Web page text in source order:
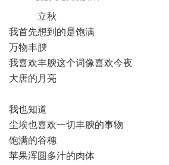
立秋
我首先想到的是饱满
万物丰腴
我喜欢丰腴这个词像喜欢今夜
大唐的月亮
我也知道
尘埃也喜欢一切丰腴的事物
饱满的谷穗
苹果浑圆多汁的肉体